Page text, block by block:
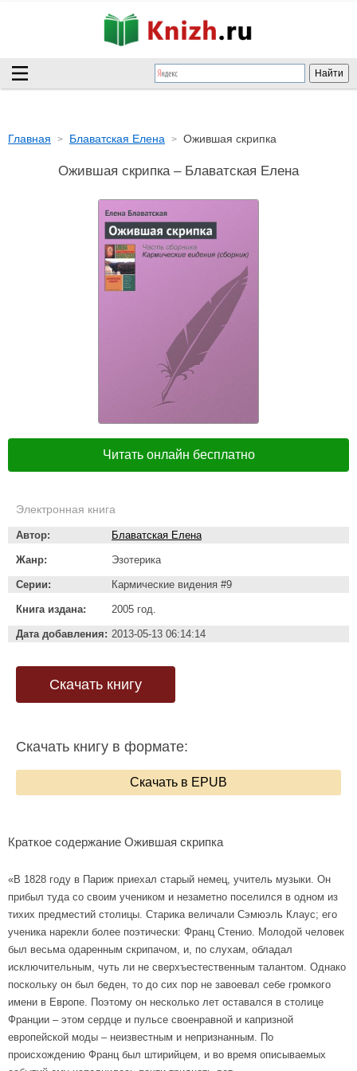
Главная Блаватская Елена Ожившая скрипка
Ожившая скрипка – Блаватская Елена
Читать онлайн бесплатно
Электронная книга
Автор: Блаватская Елена
Жанр: Эзотерика
Серии: Кармические видения #9
Книга издана: 2005 год.
Дата добавления: 2013-05-13 06:14:14
Скачать книгу
Скачать книгу в формате:
Скачать в EPUB
Краткое содержание Ожившая скрипка
«В 1828 году в Париж приехал старый немец, учитель музыки. Он
прибыл туда со своим учеником и незаметно поселился в одном из
тихих предместий столицы. Старика величали Сэмюэль Клаус; его
ученика нарекли более поэтически: Франц Стенио. Молодой человек
был весьма одаренным скрипачом, и, по слухам, обладал
исключительным, чуть ли не сверхъестественным талантом. Однако
поскольку он был беден, то до сих пор не завоевал себе громкого
имени в Европе. Поэтому он несколько лет оставался в столице
Франции – этом сердце и пульсе своенравной и капризной
европейской моды – неизвестным и непризнанным. По
происхождению Франц был штирийцем, и во время описываемых